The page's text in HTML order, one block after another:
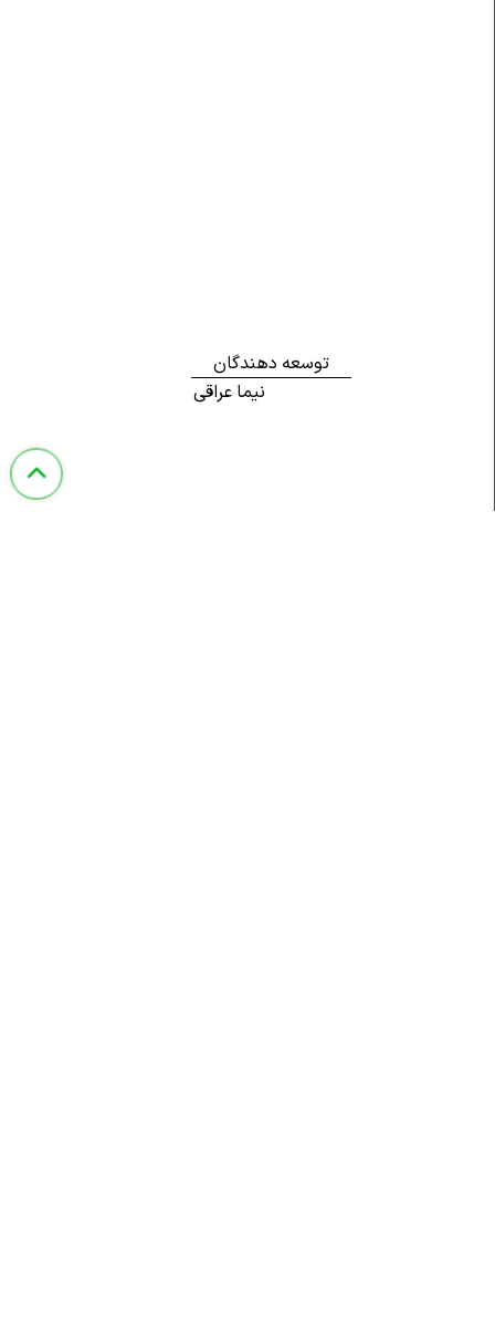
توسعه دهندگان
نیما عراقی